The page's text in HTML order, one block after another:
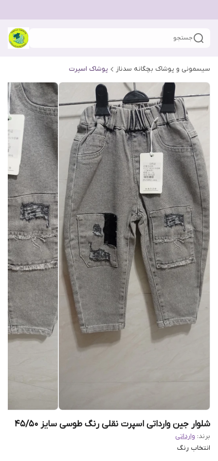
جستجو
سیسمونی و پوشاک بچگانه سدناز پوشاک اسپرت
شلوار جین وارداتی اسپرت نقلی رنگ طوسی سایز 45/50
برند: وارداتی
انتخاب رنگ